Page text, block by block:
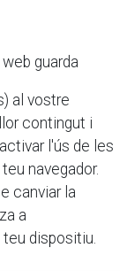
guarda
al vostre
contingut i
l'ús de les
navegador.
canviar la
a
dispositiu.